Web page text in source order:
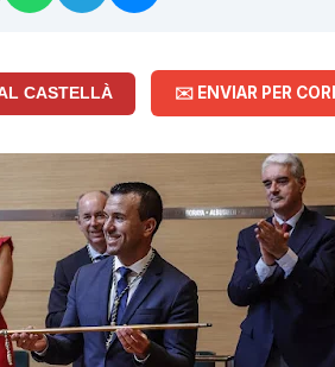
CASTELLÀ ✉️ ENVIAR PER